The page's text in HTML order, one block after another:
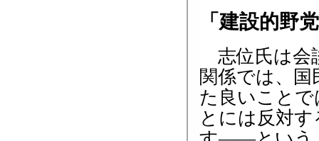
「建設的野
志位氏は会
関係では、
た良いこと
とには反対